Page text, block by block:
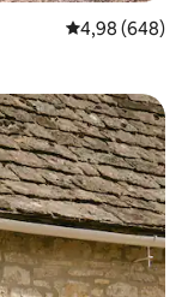
4,98 (648)